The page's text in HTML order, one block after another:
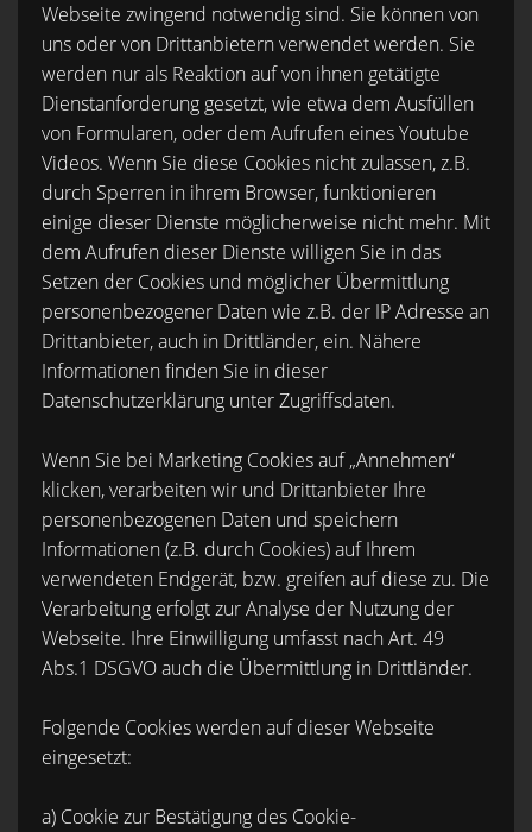
Webseite zwingend notwendig sind. Sie können von
uns oder von Drittanbietern verwendet werden. Sie
werden nur als Reaktion auf von ihnen getätigte
Dienstanforderung gesetzt, wie etwa dem Ausfüllen
von Formularen, oder dem Aufrufen eines Youtube
Videos. Wenn Sie diese Cookies nicht zulassen, z.B.
durch Sperren in ihrem Browser, funktionieren
einige dieser Dienste möglicherweise nicht mehr. Mit
dem Aufrufen dieser Dienste willigen Sie in das
Setzen der Cookies und möglicher Übermittlung
personenbezogener Daten wie z.B. der IP Adresse an
Drittanbieter, auch in Drittländer, ein. Nähere
Informationen finden Sie in dieser
Datenschutzerklärung unter Zugriffsdaten.
Wenn Sie bei Marketing Cookies auf „Annehmen“
klicken, verarbeiten wir und Drittanbieter Ihre
personenbezogenen Daten und speichern
Informationen (z.B. durch Cookies) auf Ihrem
verwendeten Endgerät, bzw. greifen auf diese zu. Die
Verarbeitung erfolgt zur Analyse der Nutzung der
Webseite. Ihre Einwilligung umfasst nach Art. 49
Abs.1 DSGVO auch die Übermittlung in Drittländer.
Folgende Cookies werden auf dieser Webseite
eingesetzt:
a) Cookie zur Bestätigung des Cookie-